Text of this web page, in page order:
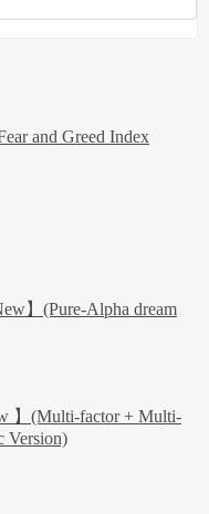
and Greed Index
】(Pure-Alpha dream
】(Multi-factor + Multi-
Version)